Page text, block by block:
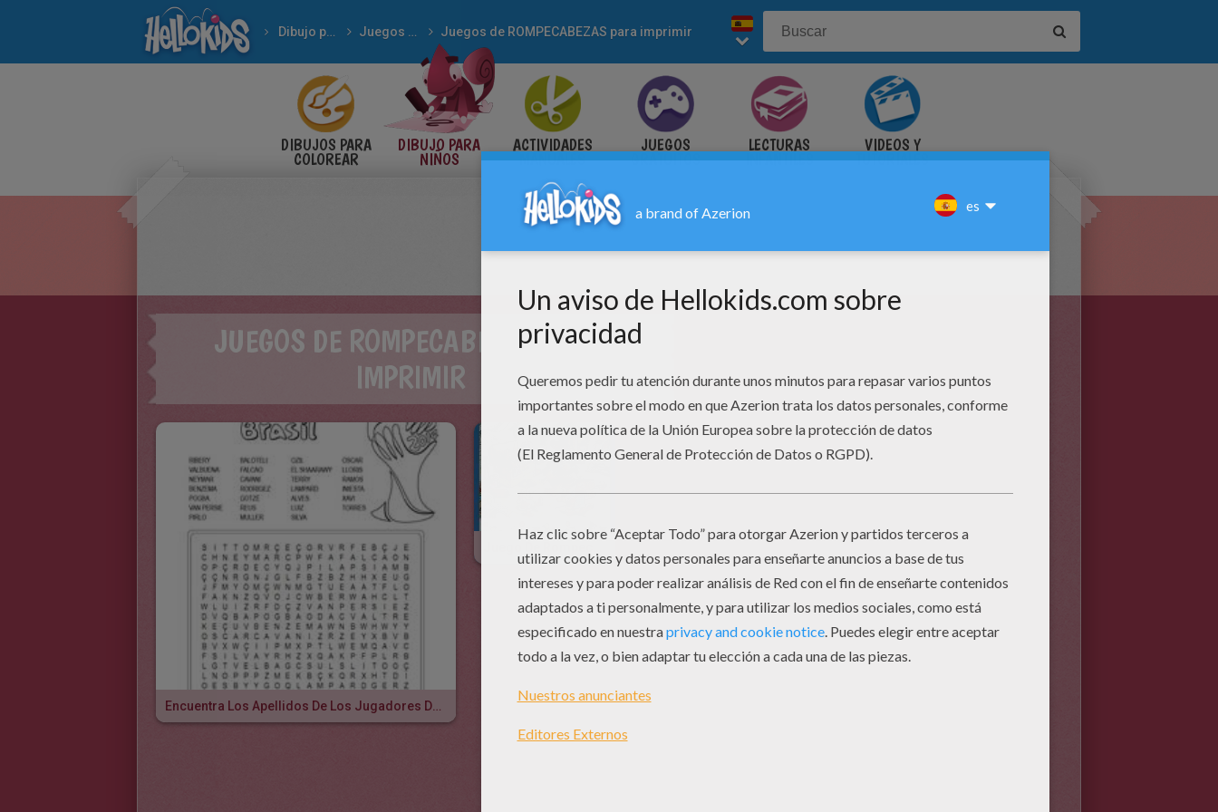
Dibujo para Niños Juegos de OBSERVACION Juegos de ROMPECABEZAS para imprimir
DIBUJOS PARA
COLOREAR
DIBUJO PARA
NIÑOS
ACTIVIDADES
MANUALES
JUEGOS
GRATUITOS
LECTURAS
INFANTILES
VIDEOS Y
TUTORIALES
JUEGOS DE ROMPECABEZAS PARA
IMPRIMIR